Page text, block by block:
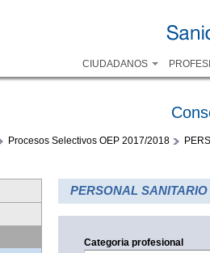
CIUDADANOS
Procesos Selectivos OEP 2017/2018
PERSONAL
Categoria profesional